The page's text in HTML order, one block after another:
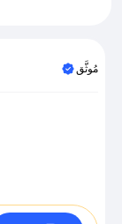
مُوثَّق